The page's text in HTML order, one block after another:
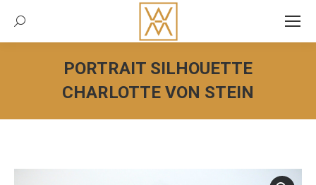
Recherche:
PORTRAIT SILHOUETTE
CHARLOTTE VON STEIN
Vous êtes ici :